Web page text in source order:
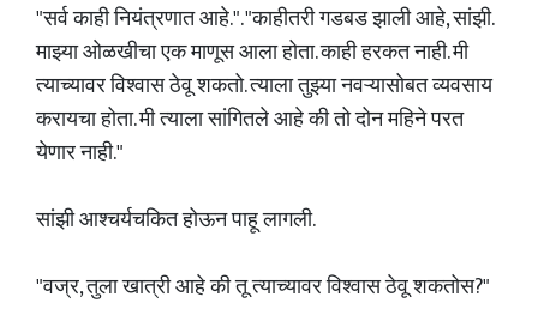
"सर्व काही नियंत्रणात आहे.". "काहीतरी गडबड झाली आहे, सांझी.
माझ्या ओळखीचा एक माणूस आला होता. काही हरकत नाही. मी
त्याच्यावर विश्वास ठेवू शकतो. त्याला तुझ्या नवऱ्यासोबत व्यवसाय
करायचा होता. मी त्याला सांगितले आहे की तो दोन महिने परत
येणार नाही."
सांझी आश्चर्यचकित होऊन पाहू लागली.
"वज्र, तुला खात्री आहे की तू त्याच्यावर विश्वास ठेवू शकतोस?"